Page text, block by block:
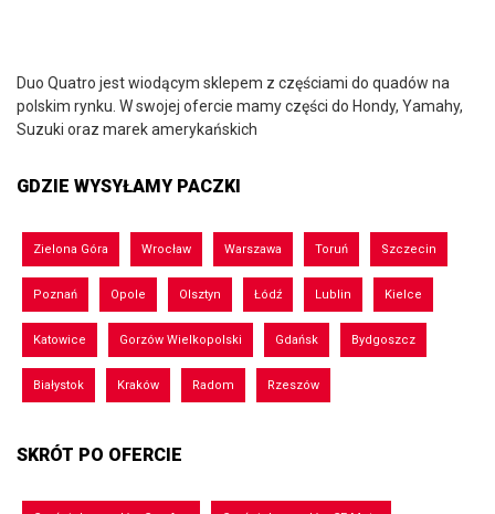
Duo Quatro jest wiodącym sklepem z częściami do quadów na
polskim rynku. W swojej ofercie mamy części do Hondy, Yamahy,
Suzuki oraz marek amerykańskich
GDZIE WYSYŁAMY PACZKI
Zielona Góra Wrocław Warszawa Toruń Szczecin
Poznań Opole Olsztyn Łódź Lublin Kielce
Katowice Gorzów Wielkopolski Gdańsk Bydgoszcz
Białystok Kraków Radom Rzeszów
SKRÓT PO OFERCIE